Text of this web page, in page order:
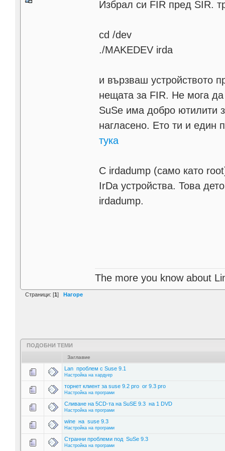
Избрал си FIR пред SIR.
cd /dev
./MAKEDEV irda
и вързваш устройството
нещата за FIR. Не мога
SuSe има добро ютилити
нагласено. Ето ти и един
тука
С irdadump (само като
IrDa устройства. Това
irdadump.
The more you know about
Страници: [1] Нагоре
ПОДОБНИ ТЕМИ
Заглавие
Lan проблем с Suse 9.1
Настройка на хардуер
торнет клиент за suse 9.2 pro or 9.3 pro
Настройка на програми
Сливане на 5CD-та на SuSE 9.3 на 1 DVD
Настройка на програми
wine на suse 9.3
Настройка на програми
Странни проблеми под SuSe 9.3
Настройка на програми